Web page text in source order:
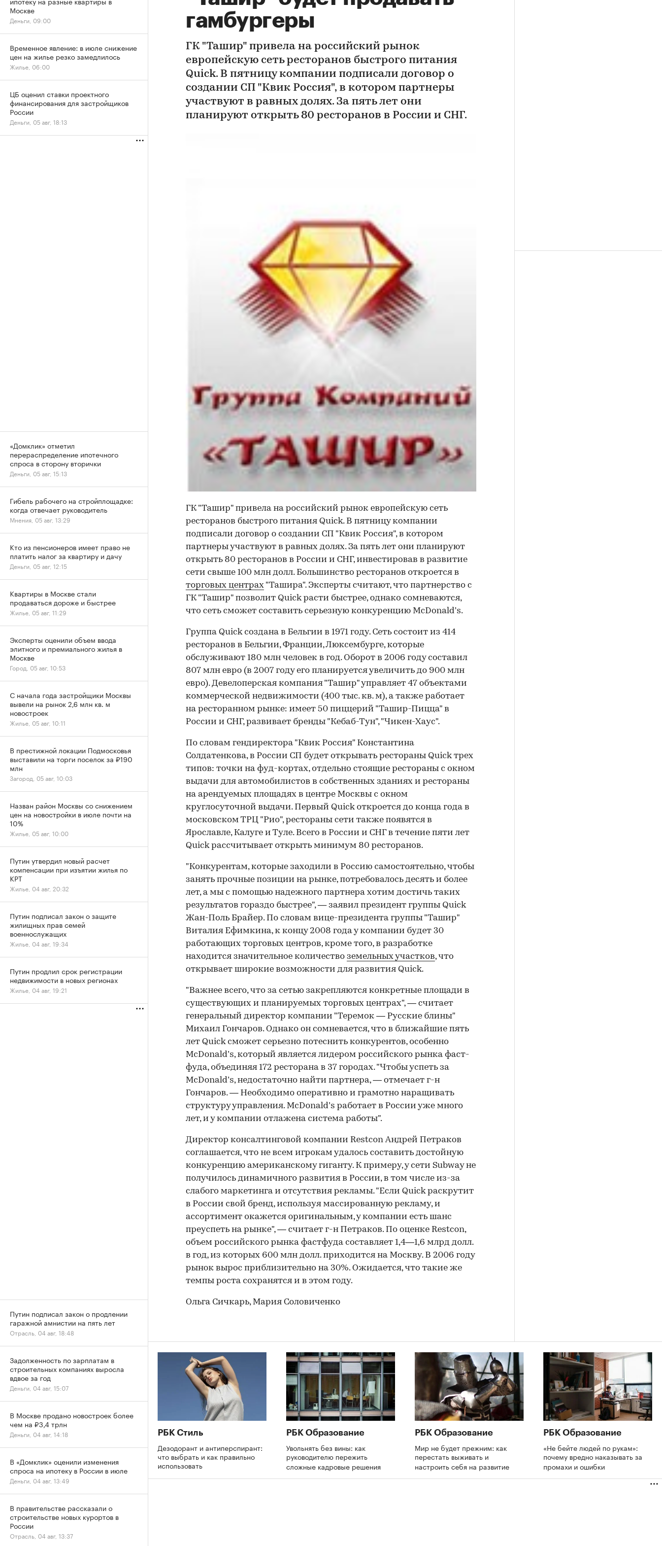
гамбургеры
ГК "Ташир" привела на российский рынок
европейскую сеть ресторанов быстрого питания
Quick. В пятницу компании подписали договор о
создании СП "Квик Россия", в котором партнеры
участвуют в равных долях. За пять лет они
планируют открыть 80 ресторанов в России и СНГ.
ГК "Ташир" привела на российский рынок европейскую сеть
ресторанов быстрого питания Quick. В пятницу компании
подписали договор о создании СП "Квик Россия", в котором
партнеры участвуют в равных долях. За пять лет они планируют
открыть 80 ресторанов в России и СНГ, инвестировав в развитие
сети свыше 100 млн долл. Большинство ресторанов откроется в
торговых центрах "Ташира". Эксперты считают, что партнерство с
ГК "Ташир" позволит Quick расти быстрее, однако сомневаются,
что сеть сможет составить серьезную конкуренцию McDonald’s.
Группа Quick создана в Бельгии в 1971 году. Сеть состоит из 414
ресторанов в Бельгии, Франции, Люксембурге, которые
обслуживают 180 млн человек в год. Оборот в 2006 году составил
807 млн евро (в 2007 году его планируется увеличить до 900 млн
евро). Девелопер­ская компания "Ташир" управляет 47 объектами
коммерческой недвижимости (400 тыс. кв. м), а также работает
на ресторанном рынке: имеет 50 пиццерий "Ташир-Пицца" в
России и СНГ, развивает бренды "Кебаб-Тун", "Чикен-Хаус".
По словам гендиректора "Квик Россия" Константина
Солдатенкова, в России СП будет открывать рестораны Quick трех
типов: точки на фуд-кортах, отдельно стоящие рестораны с окном
выдачи для автомобилистов в собственных зданиях и рестораны
на арендуемых площадях в центре Москвы с окном
круглосуточной выдачи. Первый Quick откроется до конца года в
московском ТРЦ "Рио", рестораны сети также появятся в
Ярославле, Калуге и Туле. Всего в России и СНГ в течение пяти лет
Quick рассчитывает открыть минимум 80 ресторанов.
"Конкурентам, которые заходили в Россию самостоятельно, чтобы
занять прочные позиции на рынке, потребовалось десять и более
лет, а мы с помощью надежного партнера хотим достичь таких
результатов гораздо быстрее", — заявил президент группы Quick
Жан-Поль Брайер. По словам вице-президента группы "Ташир"
Виталия Ефимкина, к концу 2008 года у компании будет 30
работающих торговых центров, кроме того, в разработке
находится значительное количество земельных участков, что
открывает широкие возможности для развития Quick.
"Важнее всего, что за сетью закрепляются конкретные площади в
существующих и планируемых торговых центрах", — считает
генеральный директор компании "Теремок — Русские блины"
Михаил Гончаров. Однако он сомневается, что в ближайшие пять
лет Quick сможет серьезно потеснить конкурентов, особенно
McDonald’s, который является лидером российского рынка фаст-
фуда, объединяя 172 ресторана в 37 городах. "Чтобы успеть за
McDonald’s, недостаточно найти партнера, — отмечает г-н
Гончаров. — Необходимо оперативно и грамотно наращивать
структуру управления. McDonald’s работает в России уже много
лет, и у компании отлажена система работы".
Директор консалтинговой компании Restcon Андрей Петраков
соглашается, что не всем игрокам удалось составить достойную
конкуренцию американскому гиганту. К примеру, у сети Subway не
получилось динамичного развития в России, в том числе из-за
слабого маркетинга и отсутствия рекламы. "Если Quick раскрутит
в России свой бренд, используя массированную рекламу, и
ассортимент окажется оригинальным, у компании есть шанс
преуспеть на рынке", — считает г-н Петраков. По оценке Restcon,
объем российского рынка фастфуда составляет 1,4—1,6 млрд долл.
в год, из которых 600 млн долл. приходится на Москву. В 2006 году
рынок вырос приблизительно на 30%. Ожидается, что такие же
темпы роста сохранятся и в этом году.
Ольга Сичкарь, Мария Соловиченко
РБК Стиль
Дезодорант и антиперспирант:
что выбрать и как правильно
использовать
РБК Образование
Увольнять без вины: как
руководителю пережить
сложные кадровые решения
РБК Образование
Мир не будет прежним: как
перестать выживать и
настроить себя на развитие
РБК Образование
«Не бейте людей по рукам»:
почему вредно наказывать за
промахи и ошибки
Москве
Деньги, 09:00
Временное явление: в июле снижение
цен на жилье резко замедлилось
Жилье, 06:00
ЦБ оценил ставки проектного
финансирования для застройщиков
России
Деньги, 05 авг, 18:13
«Домклик» отметил
перераспределение ипотечного
спроса в сторону вторички
Деньги, 05 авг, 15:13
Гибель рабочего на стройплощадке:
когда отвечает руководитель
Мнения, 05 авг, 13:29
Кто из пенсионеров имеет право не
платить налог за квартиру и дачу
Деньги, 05 авг, 12:15
Квартиры в Москве стали
продаваться дороже и быстрее
Жилье, 05 авг, 11:29
Эксперты оценили объем ввода
элитного и премиального жилья в
Москве
Город, 05 авг, 10:53
С начала года застройщики Москвы
вывели на рынок 2,6 млн кв. м
новостроек
Жилье, 05 авг, 10:11
В престижной локации Подмосковья
выставили на торги поселок за ₽190
млн
Загород, 05 авг, 10:03
Назван район Москвы со снижением
цен на новостройки в июле почти на
10%
Жилье, 05 авг, 10:00
Путин утвердил новый расчет
компенсации при изъятии жилья по
КРТ
Жилье, 04 авг, 20:32
Путин подписал закон о защите
жилищных прав семей
военнослужащих
Жилье, 04 авг, 19:34
Путин продлил срок регистрации
недвижимости в новых регионах
Жилье, 04 авг, 19:21
Путин подписал закон о продлении
гаражной амнистии на пять лет
Отрасль, 04 авг, 18:48
Задолженность по зарплатам в
строительных компаниях выросла
вдвое за год
Деньги, 04 авг, 15:07
В Москве продано новостроек более
чем на ₽3,4 трлн
Деньги, 04 авг, 14:18
В «Домклик» оценили изменения
спроса на ипотеку в России в июле
Деньги, 04 авг, 13:49
В правительстве рассказали о
строительстве новых курортов в
России
Отрасль, 04 авг, 13:37